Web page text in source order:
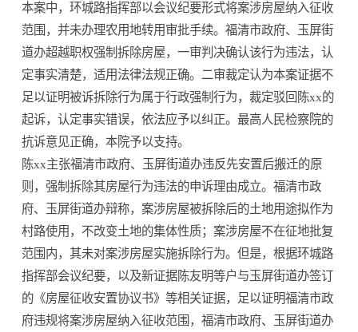
本案中，环城路指挥部以会议纪要形式将案涉房屋纳入征收
范围，并未办理农用地转用审批手续。福清市政府、玉屏街
道办超越职权强制拆除房屋，一审判决确认该行为违法，认
定事实清楚，适用法律法规正确。二审裁定认为本案证据不
足以证明被诉拆除行为属于行政强制行为，裁定驳回陈xx的
起诉，认定事实错误，依法应予以纠正。最高人民检察院的
抗诉意见正确，本院予以支持。
陈xx主张福清市政府、玉屏街道办违反先安置后搬迁的原
则，强制拆除其房屋行为违法的申诉理由成立。福清市政
府、玉屏街道办辩称，案涉房屋被拆除后的土地用途拟作为
村路使用，不改变土地的集体性质；案涉房屋不在征地批复
范围内，其未对案涉房屋实施拆除行为。但是，根据环城路
指挥部会议纪要，以及新证据陈友明等户与玉屏街道办签订
的《房屋征收安置协议书》等相关证据，足以证明福清市政
府违规将案涉房屋纳入征收范围，福清市政府、玉屏街道办